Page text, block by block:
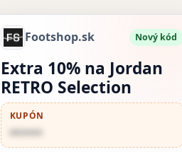
Footshop.sk Nový kód
Extra 10% na Jordan
RETRO Selection
KUPÓN
••••••